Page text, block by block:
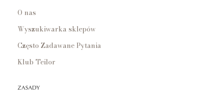
O nas
Wyszukiwarka sklepów
Często Zadawane Pytania
Klub Teilor
ZASADY